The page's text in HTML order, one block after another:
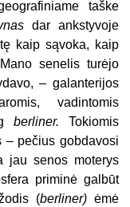
taške
dar ankstyvoje
kaip sąvoka, kaip
senelis turėjo
– galanterijos
vadintomis
berliner. Tokiomis
– pečius gobdavosi
jau senos moterys
priminė galbūt
(berliner)ėmė